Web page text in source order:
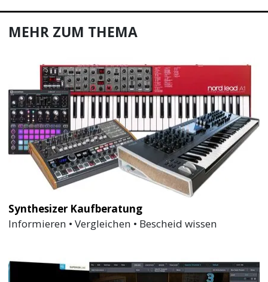
MEHR ZUM THEMA
Synthesizer Kaufberatung
Informieren • Vergleichen • Bescheid wissen